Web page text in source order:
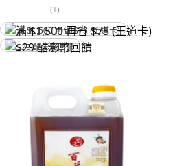
(1)
满 $1,500 再省 $75 (王道卡)
$29 酷澎幣回饋